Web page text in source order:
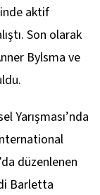
aktif
Son olarak
Bylsma ve
Yarışması’nda
düzenlenen
Barletta